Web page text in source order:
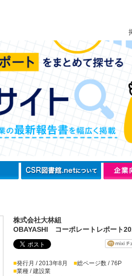
株式会社大林組
OBAYASHI コーポレートレポート
■発行月 / 2013年8月 ■総ページ数 / 76P
■業種 / 建設業